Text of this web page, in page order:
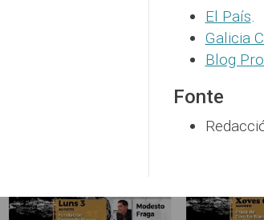
El País.
Galicia
Blog
Fonte